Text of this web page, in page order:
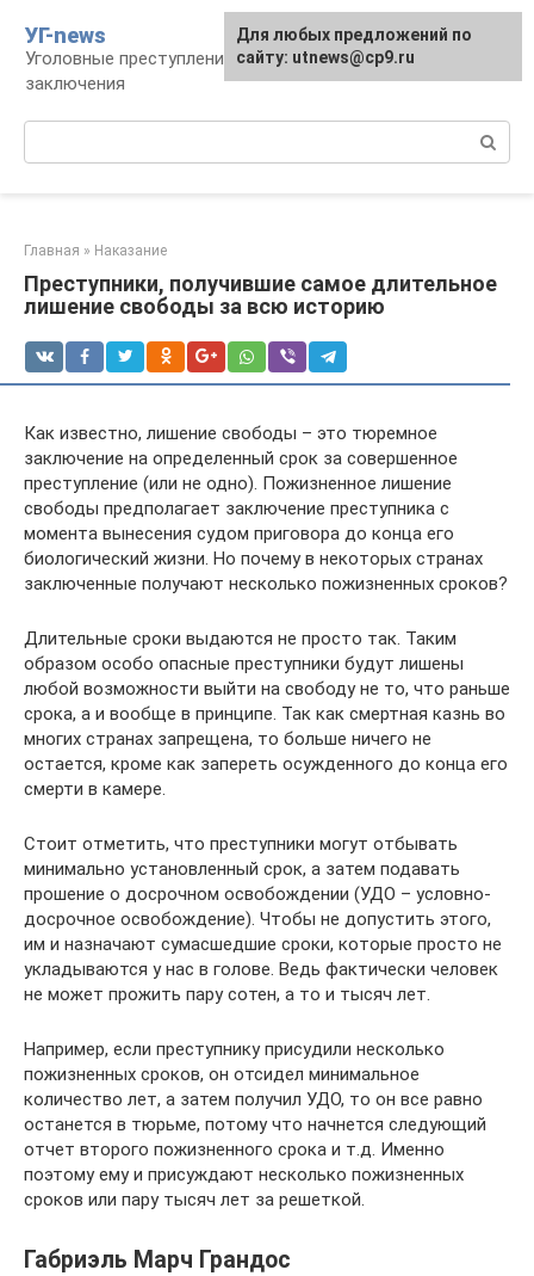
контенту
УГ-news
Уголовные преступления, наказания, места
заключения
Главная » Наказание
Преступники, получившие самое длительное
лишение свободы за всю историю
Как известно, лишение свободы – это тюремное
заключение на определенный срок за совершенное
преступление (или не одно). Пожизненное лишение
свободы предполагает заключение преступника с
момента вынесения судом приговора до конца его
биологический жизни. Но почему в некоторых странах
заключенные получают несколько пожизненных сроков?
Длительные сроки выдаются не просто так. Таким
образом особо опасные преступники будут лишены
любой возможности выйти на свободу не то, что раньше
срока, а и вообще в принципе. Так как смертная казнь во
многих странах запрещена, то больше ничего не
остается, кроме как запереть осужденного до конца его
смерти в камере.
Стоит отметить, что преступники могут отбывать
минимально установленный срок, а затем подавать
прошение о досрочном освобождении (УДО – условно-
досрочное освобождение). Чтобы не допустить этого,
им и назначают сумасшедшие сроки, которые просто не
укладываются у нас в голове. Ведь фактически человек
не может прожить пару сотен, а то и тысяч лет.
Например, если преступнику присудили несколько
пожизненных сроков, он отсидел минимальное
количество лет, а затем получил УДО, то он все равно
останется в тюрьме, потому что начнется следующий
отчет второго пожизненного срока и т.д. Именно
поэтому ему и присуждают несколько пожизненных
сроков или пару тысяч лет за решеткой.
Габриэль Марч Грандос
Для любых предложений по
сайту: utnews@cp9.ru